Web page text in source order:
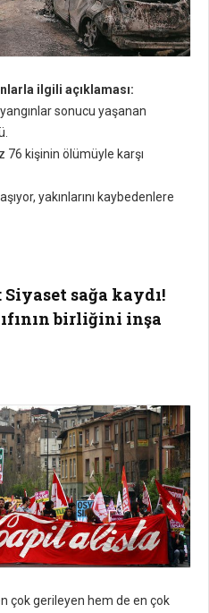
ilgili açıklaması:
sonucu yaşanan
76 kişinin ölümüyle karşı
yakınlarını kaybedenlere
sağa kaydı!
birliğini inşa
çok gerileyen hem de en çok